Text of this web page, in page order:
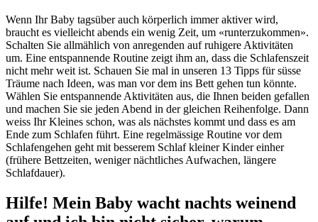
Wenn Ihr Baby tagsüber auch körperlich immer aktiver wird,
braucht es vielleicht abends ein wenig Zeit, um «runterzukommen».
Schalten Sie allmählich von anregenden auf ruhigere Aktivitäten
um. Eine entspannende Routine zeigt ihm an, dass die Schlafenszeit
nicht mehr weit ist. Schauen Sie mal in unseren 13 Tipps für süsse
Träume nach Ideen, was man vor dem ins Bett gehen tun könnte.
Wählen Sie entspannende Aktivitäten aus, die Ihnen beiden gefallen
und machen Sie sie jeden Abend in der gleichen Reihenfolge. Dann
weiss Ihr Kleines schon, was als nächstes kommt und dass es am
Ende zum Schlafen führt. Eine regelmässige Routine vor dem
Schlafengehen geht mit besserem Schlaf kleiner Kinder einher
(frühere Bettzeiten, weniger nächtliches Aufwachen, längere
Schlafdauer).
Hilfe! Mein Baby wacht nachts weinend